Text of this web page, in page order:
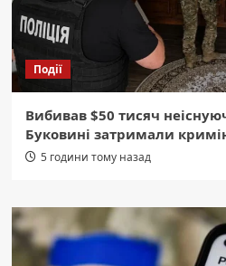
Події
Вибивав $50 тисяч
Буковині затримали
5 години тому назад